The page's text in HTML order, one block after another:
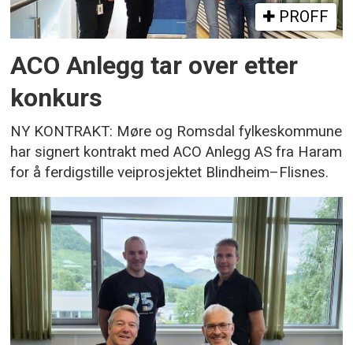
PROFF
ACO Anlegg tar over etter
konkurs
NY KONTRAKT: Møre og Romsdal fylkeskommune
har signert kontrakt med ACO Anlegg AS fra Haram
for å ferdigstille veiprosjektet Blindheim–Flisnes.